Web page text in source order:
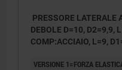
PRESSORE LATERALE
DEBOLE D=10, D2=9,9,
COMP:ACCIAIO, L=9,
VERSIONE 1=FORZA